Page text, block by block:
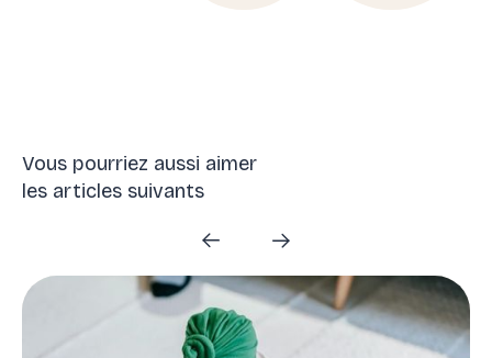
Vous pourriez aussi aimer
les articles suivants